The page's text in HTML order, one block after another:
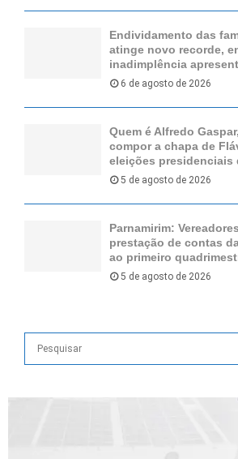
Endividamento das
atinge novo recorde,
inadimplência
6 de agosto de 2026
Quem é Alfredo
compor a chapa de
eleições presidenciais
5 de agosto de 2026
Parnamirim:
prestação de contas
ao primeiro
5 de agosto de 2026